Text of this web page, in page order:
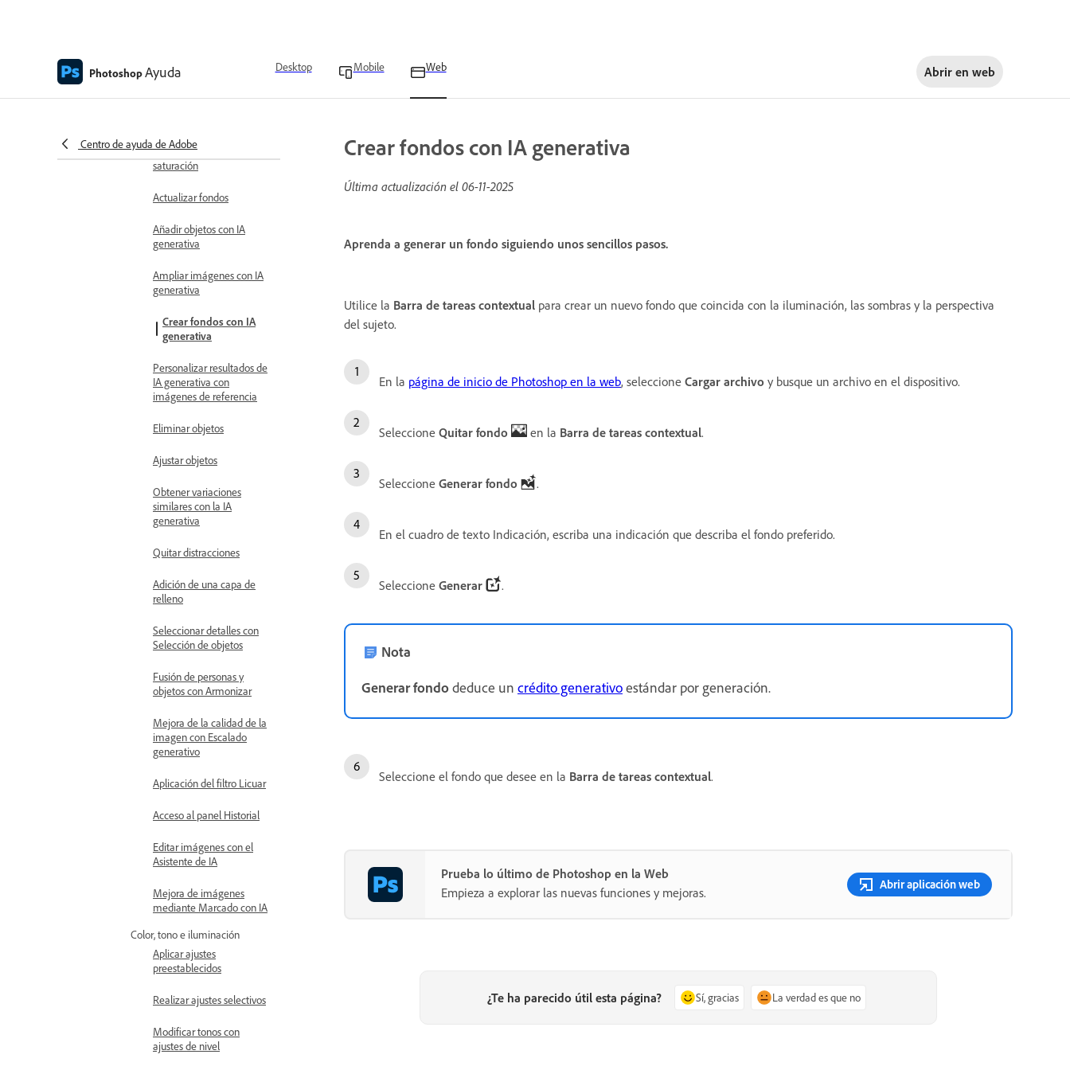
PhotoshopAyuda Desktop Mobile Web Abrir en web
Centro de ayuda de Adobe
específicas
Añadir efectos de
saturación
Actualizar fondos
Añadir objetos con IA
generativa
Ampliar imágenes con IA
generativa
Crear fondos con IA
generativa
Personalizar resultados de
IA generativa con
imágenes de referencia
Eliminar objetos
Ajustar objetos
Obtener variaciones
similares con la IA
generativa
Quitar distracciones
Adición de una capa de
relleno
Seleccionar detalles con
Selección de objetos
Fusión de personas y
objetos con Armonizar
Mejora de la calidad de la
imagen con Escalado
generativo
Aplicación del filtro Licuar
Acceso al panel Historial
Editar imágenes con el
Asistente de IA
Mejora de imágenes
mediante Marcado con IA
Color, tono e iluminación
Aplicar ajustes
preestablecidos
Realizar ajustes selectivos
Modificar tonos con
ajustes de nivel
Crear fondos con IA generativa
Última actualización el 06-11-2025
Aprenda a generar un fondo siguiendo unos sencillos pasos.
Utilice la Barra de tareas contextual para crear un nuevo fondo que coincida con la iluminación, las sombras y la perspectiva
del sujeto.
En la página de inicio de Photoshop en la web, seleccione Cargar archivo y busque un archivo en el dispositivo.
Seleccione Quitar fondo en la Barra de tareas contextual.
Seleccione Generar fondo .
En el cuadro de texto Indicación, escriba una indicación que describa el fondo preferido.
Seleccione Generar .
Nota
Generar fondodeduce un crédito generativoestándar por generación.
Seleccione el fondo que desee en la Barra de tareas contextual.
Prueba lo último de Photoshop en la Web
Empieza a explorar las nuevas funciones y mejoras.
Abrir aplicación web
¿Te ha parecido útil esta página? Sí, gracias La verdad es que no